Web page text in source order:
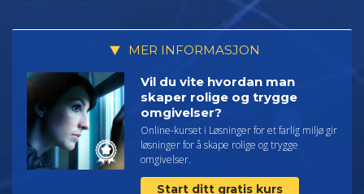
MER INFORMASJON
Vil du vite hvordan man
skaper rolige og trygge
omgivelser?
Online-kurset i Løsninger for et farlig miljø gir
løsninger for å skape rolige og trygge
omgivelser.
Start ditt gratis kurs